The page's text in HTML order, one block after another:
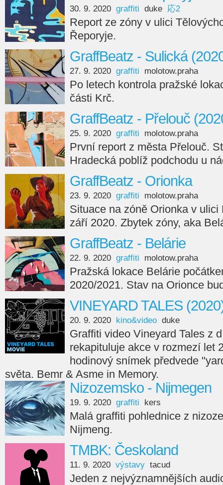
30. 9. 2020 graffiti duke 応2
Report ze zóny v ulici
Řeporyje.
GraffBeatz - Sulická
27. 9. 2020 graffiti molotow.praha
Po letech kontrola pražské
části Krč.
GraffBeatz - Přelouč
25. 9. 2020 graffiti molotow.praha
První report z města Přelouč.
Hradecká poblíž podchodu u
GraffBeatz - Orionka
23. 9. 2020 graffiti molotow.praha
Situace na zóně Orionka v
září 2020. Zbytek zóny, aka
GraffBeatz - Belárie
22. 9. 2020 graffiti molotow.praha
Pražská lokace Belárie
2020/2021. Stav na Orionce
VINEYARD TALES
20. 9. 2020 kino&video duke
Graffiti video Vineyard Tales z
rekapituluje akce v rozmezí let
hodinový snímek předvede
světa. Bemr & Asme in Memory.
Nizozemsko - Nijmegen
19. 9. 2020 graffiti kers
Malá graffiti pohlednice z
Nijmeng.
TMBK: Českoland
11. 9. 2020 výstavy tacud
Jeden z nejvýznamnějších